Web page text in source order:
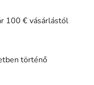
100 € vásárlástól
történő